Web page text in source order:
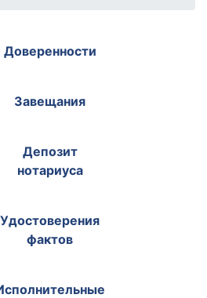
Доверенности
Завещания
Депозит
нотариуса
Удостоверения
фактов